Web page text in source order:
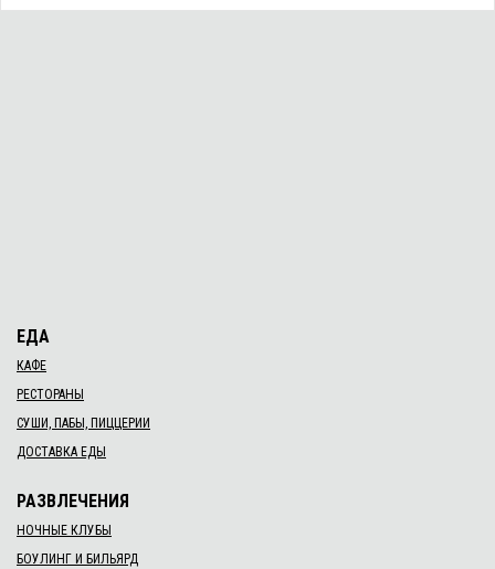
ЕДА
КАФЕ
РЕСТОРАНЫ
СУШИ, ПАБЫ, ПИЦЦЕРИИ
ДОСТАВКА ЕДЫ
РАЗВЛЕЧЕНИЯ
НОЧНЫЕ КЛУБЫ
БОУЛИНГ И БИЛЬЯРД